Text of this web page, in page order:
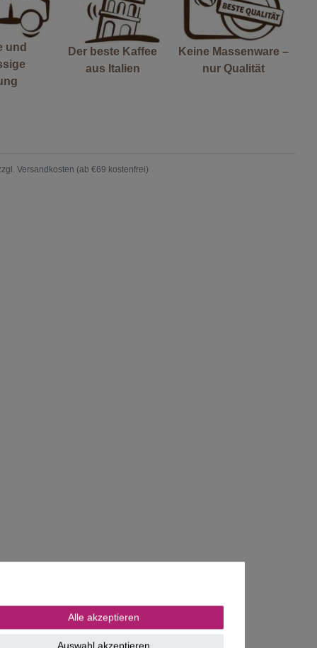
und
Der beste Kaffee
aus Italien
Keine Massenware –
nur Qualität
Versandkosten (ab €69 kostenfrei)
Alle akzeptieren
Auswahl akzeptieren